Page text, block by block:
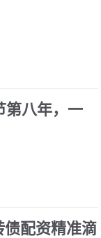
第八年，一
债配资精准滴